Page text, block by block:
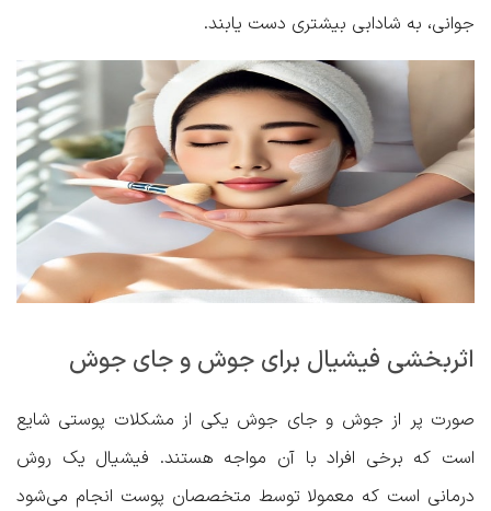
جوانی، به شادابی بیشتری دست یابند.
اثربخشی فیشیال برای جوش و جای جوش
صورت پر از جوش و جای جوش یکی از مشکلات پوستی شایع
است که برخی افراد با آن مواجه هستند. فیشیال یک روش
درمانی است که معمولا توسط متخصصان پوست انجام می‌شود